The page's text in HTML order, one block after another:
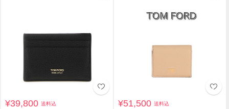
¥39,800送料込 ¥51,500送料込